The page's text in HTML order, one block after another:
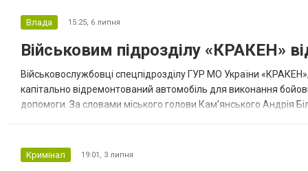
Влада 15:25, 6 липня
Військовим підрозділу «КРАКЕН»
Військовослужбовці спецпідрозділу ГУР МО України
капітально відремонтований автомобіль для виконання
допомоги. За словами міського голови Кам’янського Андрія
Кримінал 19:01, 3 липня